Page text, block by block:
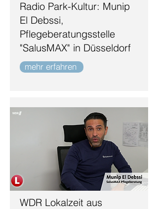
Radio Park-Kultur: Munip
El Debssi,
Pflegeberatungsstelle
"SalusMAX" in Düsseldorf
mehr erfahren
WDR Lokalzeit aus